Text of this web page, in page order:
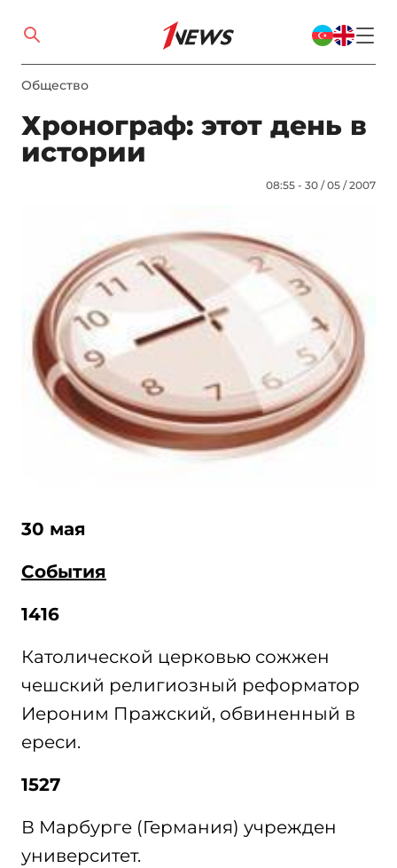
Общество
Хронограф: этот день в
истории
08:55 - 30 / 05 / 2007
30 мая
События
1416
Католической церковью сожжен
чешский религиозный реформатор
Иероним Пражский, обвиненный в
ереси.
1527
В Марбурге (Германия) учрежден
университет.